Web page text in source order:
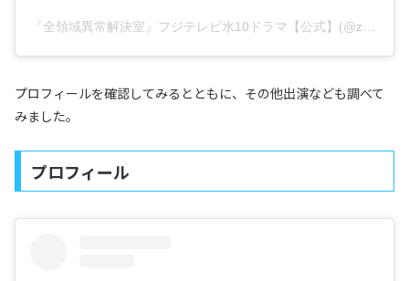
プロフィールを確認してみるとともに、その他出演なども調べて
みました。
プロフィール